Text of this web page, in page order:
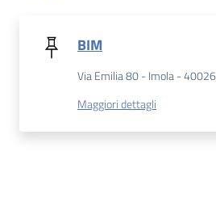
BIM
Via Emilia 80 - Imola - 40026
Maggiori dettagli